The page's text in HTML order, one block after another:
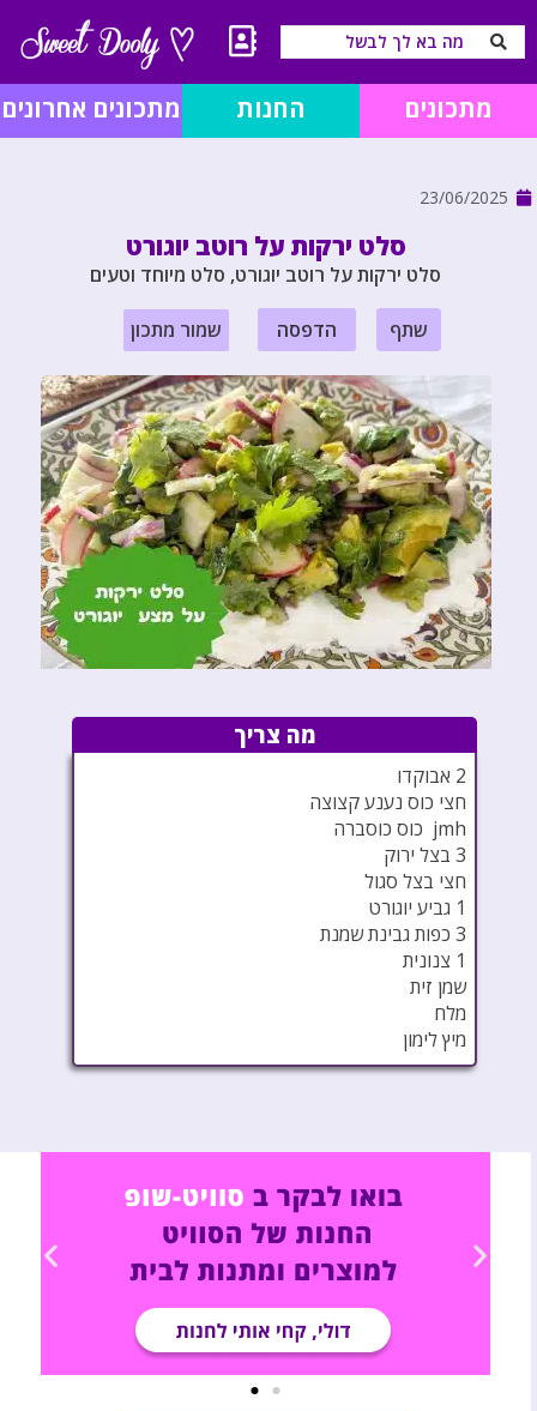
מתכונים החנות מתכונים אחרונים
23/06/2025
סלט ירקות על רוטב יוגורט
סלט ירקות על רוטב יוגורט, סלט מיוחד וטעים
שתף הדפסה שמור מתכון
מה צריך
2 אבוקדו
חצי כוס נענע קצוצה
jmh כוס כוסברה
3 בצל ירוק
חצי בצל סגול
1 גביע יוגורט
3 כפות גבינת שמנת
1 צנונית
שמן זית
מלח
מיץ לימון